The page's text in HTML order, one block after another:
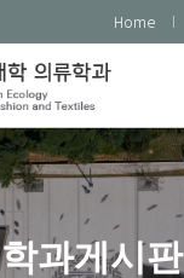
Home
학과게시판